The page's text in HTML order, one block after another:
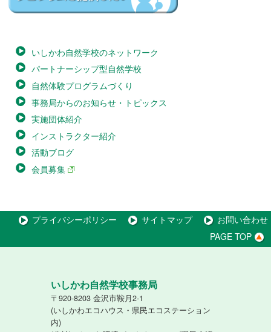
いしかわ自然学校のネットワーク
パートナーシップ型自然学校
自然体験プログラムづくり
事務局からのお知らせ・トピックス
実施団体紹介
インストラクター紹介
活動ブログ
会員募集
プライバシーポリシー サイトマップ
お問い合わせ
PAGE TOP
いしかわ自然学校事務局
〒920-8203 金沢市鞍月2-1
(いしかわエコハウス・県民エコステーション
内)